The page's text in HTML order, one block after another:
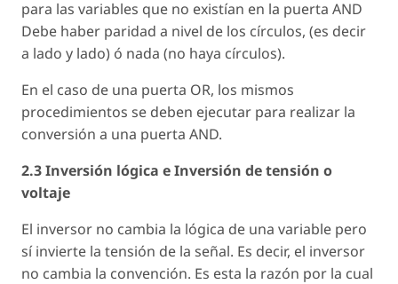
para las variables que no existían en la puerta AND
Debe haber paridad a nivel de los círculos, (es decir
a lado y lado) ó nada (no haya círculos).
En el caso de una puerta OR, los mismos
procedimientos se deben ejecutar para realizar la
conversión a una puerta AND.
2.3 Inversión lógica e Inversión de tensión o
voltaje
El inversor no cambia la lógica de una variable pero
sí invierte la tensión de la señal. Es decir, el inversor
no cambia la convención. Es esta la razón por la cual